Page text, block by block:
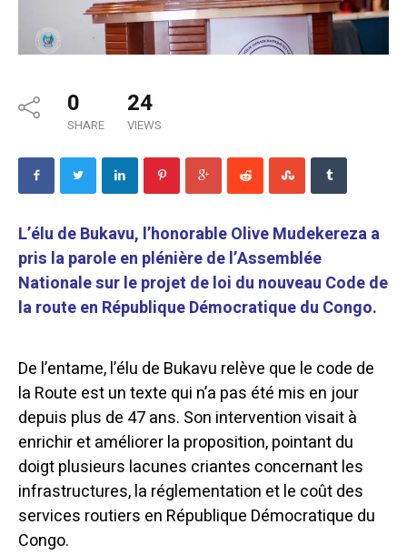
0
SHARE
24
VIEWS
L’élu de Bukavu, l’honorable Olive Mudekereza a
pris la parole en plénière de l’Assemblée
Nationale sur le projet de loi du nouveau Code de
la route en République Démocratique du Congo.
De l’entame, l’élu de Bukavu relève que le code de
la Route est un texte qui n’a pas été mis en jour
depuis plus de 47 ans. Son intervention visait à
enrichir et améliorer la proposition, pointant du
doigt plusieurs lacunes criantes concernant les
infrastructures, la réglementation et le coût des
services routiers en République Démocratique du
Congo.